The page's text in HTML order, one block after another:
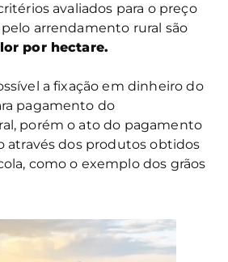
avaliados para o preço
arrendamento rural são
por hectare.
a fixação em dinheiro do
pagamento do
porém o ato do pagamento
através dos produtos obtidos
como o exemplo dos grãos